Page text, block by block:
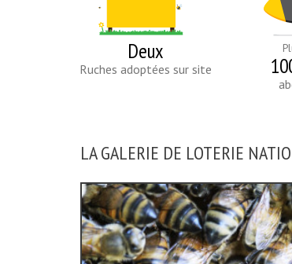
Deux
Ruches adoptées sur site
LA GALERIE DE LOTERIE